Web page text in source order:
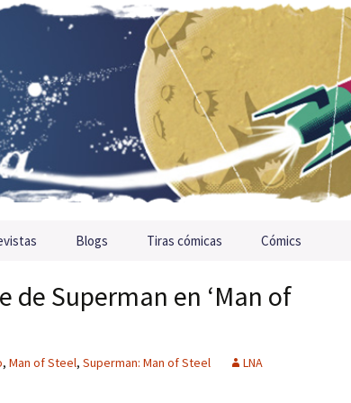
Blogs Tiras cómicas Cómics
de Superman en ‘Man of
, Man of Steel, Superman: Man of Steel LNA